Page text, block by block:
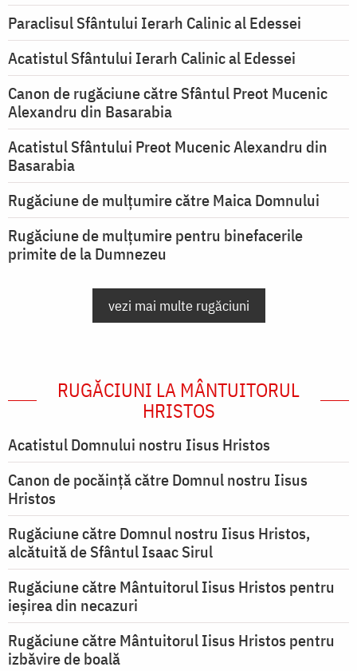
Paraclisul Sfântului Ierarh Calinic al Edessei
Acatistul Sfântului Ierarh Calinic al Edessei
Canon de rugăciune către Sfântul Preot Mucenic
Alexandru din Basarabia
Acatistul Sfântului Preot Mucenic Alexandru din
Basarabia
Rugăciune de mulţumire către Maica Domnului
Rugăciune de mulțumire pentru binefacerile
primite de la Dumnezeu
vezi mai multe rugăciuni
RUGĂCIUNI LA MÂNTUITORUL
HRISTOS
Acatistul Domnului nostru Iisus Hristos
Canon de pocăință către Domnul nostru Iisus
Hristos
Rugăciune către Domnul nostru Iisus Hristos,
alcătuită de Sfântul Isaac Sirul
Rugăciune către Mântuitorul Iisus Hristos pentru
ieşirea din necazuri
Rugăciune către Mântuitorul Iisus Hristos pentru
izbăvire de boală